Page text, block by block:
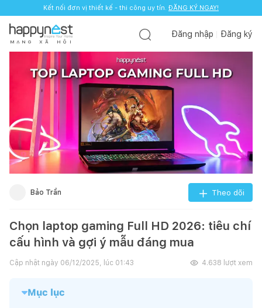
Kết nối đơn vị thiết kế - thi công uy tín. ĐĂNG KÝ NGAY!
M Ạ N G X Ã H Ộ I
Đăng nhập Đăng ký
Bảo Trần Theo dõi
Chọn laptop gaming Full HD 2026: tiêu chí
cấu hình và gợi ý mẫu đáng mua
Cập nhật ngày 06/12/2025, lúc 01:43 4.638 lượt xem
Mục lục